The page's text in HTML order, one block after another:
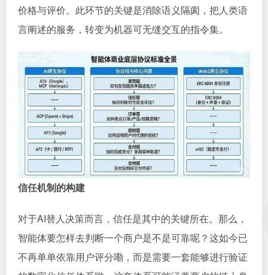
价格与评价。此环节的关键是消除语义隔阂，把人类语
言阐述的服务，转变为机器可无缝交互的指令集。
信任机制的构建
对于AI替人决策而言，信任是其中的关键所在。那么，
智能体要怎样去判断一个商户是不是可靠呢？这如今已
不再单单依靠用户评分嘞，而是需要一套能够进行验证